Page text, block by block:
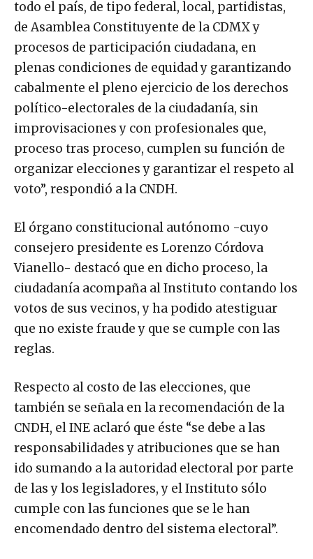
todo el país, de tipo federal, local, partidistas,
de Asamblea Constituyente de la CDMX y
procesos de participación ciudadana, en
plenas condiciones de equidad y garantizando
cabalmente el pleno ejercicio de los derechos
político-electorales de la ciudadanía, sin
improvisaciones y con profesionales que,
proceso tras proceso, cumplen su función de
organizar elecciones y garantizar el respeto al
voto”, respondió a la CNDH.
El órgano constitucional autónomo -cuyo
consejero presidente es Lorenzo Córdova
Vianello- destacó que en dicho proceso, la
ciudadanía acompaña al Instituto contando los
votos de sus vecinos, y ha podido atestiguar
que no existe fraude y que se cumple con las
reglas.
Respecto al costo de las elecciones, que
también se señala en la recomendación de la
CNDH, el INE aclaró que éste “se debe a las
responsabilidades y atribuciones que se han
ido sumando a la autoridad electoral por parte
de las y los legisladores, y el Instituto sólo
cumple con las funciones que se le han
encomendado dentro del sistema electoral”.